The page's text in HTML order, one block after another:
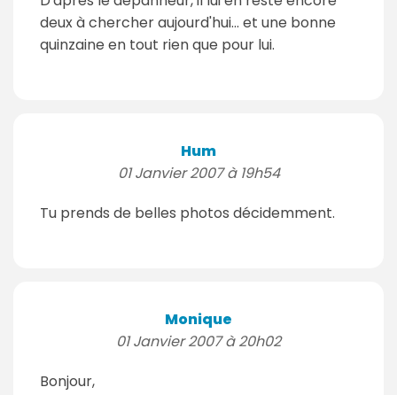
deux à chercher aujourd'hui... et une bonne
quinzaine en tout rien que pour lui.
Hum
01 Janvier 2007 à 19h54
Tu prends de belles photos décidemment.
Monique
01 Janvier 2007 à 20h02
Bonjour,